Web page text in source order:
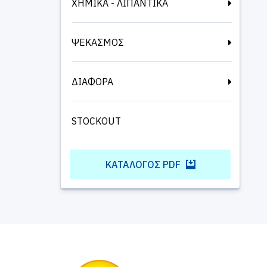
ΧΗΜΙΚΑ - ΛΙΠΑΝΤΙΚΑ
ΨΕΚΑΣΜΟΣ
ΔΙΑΦΟΡΑ
STOCKOUT
ΚΑΤΆΛΟΓΟΣ PDF